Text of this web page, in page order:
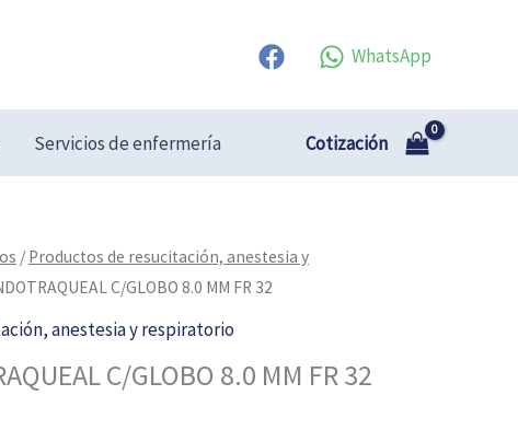
WhatsApp
Servicios de enfermería Cotización
/ Productos de resucitación, anestesia y
C/GLOBO 8.0 MM FR 32
anestesia y respiratorio
C/GLOBO 8.0 MM FR 32